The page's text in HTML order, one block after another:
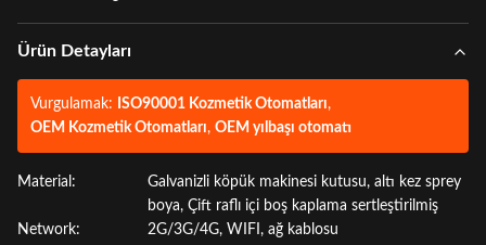
Ürün Detayları
Vurgulamak: ISO90001 Kozmetik Otomatları,
OEM Kozmetik Otomatları, OEM yılbaşı otomatı
Material:
Galvanizli köpük makinesi kutusu, altı kez sprey
boya, Çift raflı içi boş kaplama sertleştirilmiş
Network:
2G/3G/4G, WIFI, ağ kablosu